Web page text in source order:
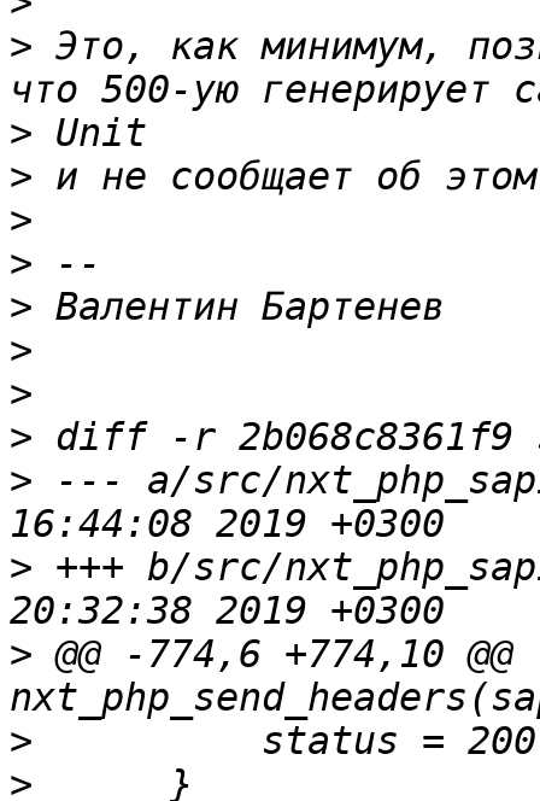
> Это, как минимум,
>
>
>
>
>
>
>
>
> --- a/src/
> +++ b/src/
> @@ -774,6 +774,10 @@
>
>